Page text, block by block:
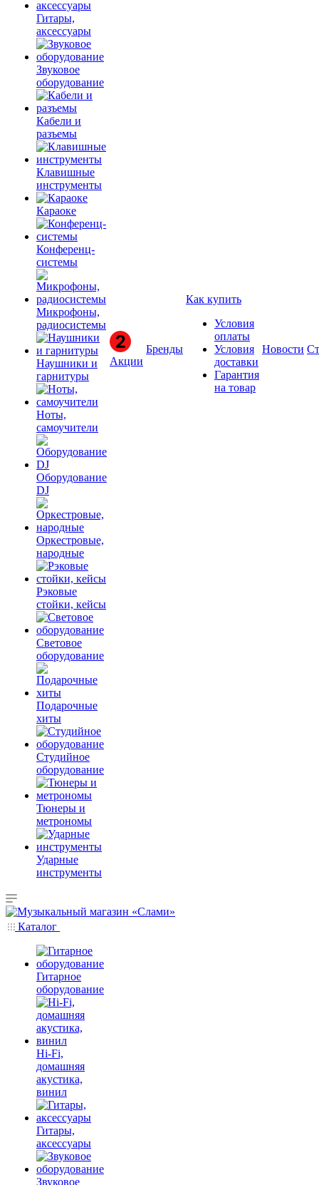
Гитары,
аксессуары
Звуковое
оборудование
Кабели и
разъемы
Клавишные
инструменты
Караоке
Конференц-
системы
Микрофоны,
радиосистемы
Наушники и
гарнитуры
Ноты,
самоучители
Оборудование
DJ
Оркестровые,
народные
Рэковые
стойки, кейсы
Световое
оборудование
Подарочные
хиты
Студийное
оборудование
Тюнеры и
метрономы
Ударные
инструменты
Акции
Бренды
Как купить
Условия
оплаты
Условия
доставки
Гарантия
на товар
Новости
Каталог
Гитарное
оборудование
Hi-Fi,
домашняя
акустика,
винил
Гитары,
аксессуары
Звуковое